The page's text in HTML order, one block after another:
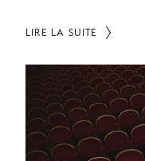
LIRE LA SUITE